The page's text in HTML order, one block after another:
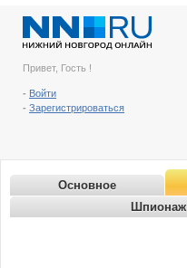
Привет, Гость !
- Войти
- Зарегистрироваться
Основное
Шпионаж